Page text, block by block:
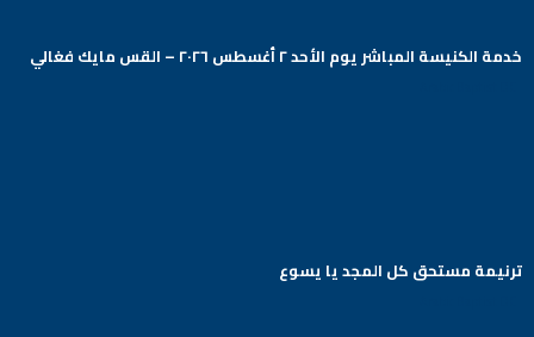
خدمة الكنيسة المباشر يوم الأحد ٢ أغسطس ٢٠٢٦ – القس مايك فغالي
ترنيمة مستحق كل المجد يا يسوع